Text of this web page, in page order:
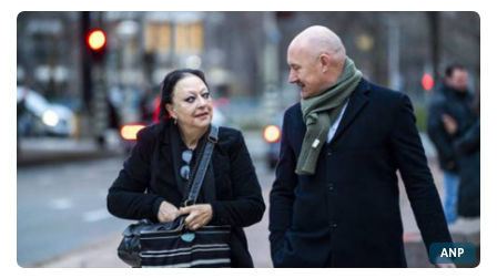
ANP